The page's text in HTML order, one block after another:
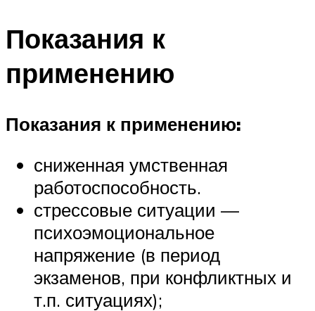
Показания к
применению
Показания к применению:
сниженная умственная
работоспособность.
стрессовые ситуации —
психоэмоциональное
напряжение (в период
экзаменов, при конфликтных и
т.п. ситуациях);